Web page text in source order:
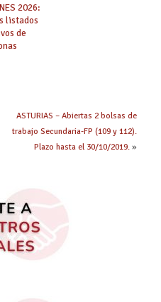
2026:
listados
de
ASTURIAS – Abiertas 2 bolsas de
trabajo Secundaria-FP (109 y 112).
Plazo hasta el 30/10/2019.»